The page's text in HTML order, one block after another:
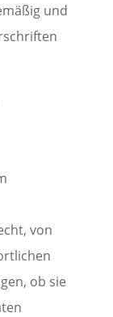
und
von
ob sie